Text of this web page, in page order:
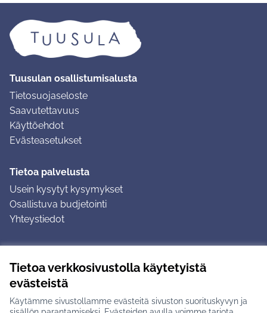
Tietoa verkkosivustolla käytetyistä
evästeistä
Käytämme sivustollamme evästeitä sivuston suorituskyvyn ja
Tuusulan osallistumisalusta
Tietosuojaseloste
Saavutettavuus
Käyttöehdot
Evästeasetukset
Tietoa palvelusta
Usein kysytyt kysymykset
Osallistuva budjetointi
Yhteystiedot
Ohjeet kirjautumiseen
Ohjeet kommentin jättämiseen